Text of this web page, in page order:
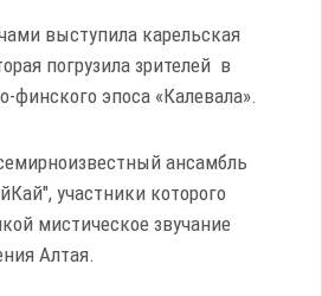
выступила карельская
погрузила зрителей в
финского эпоса «Калевала».
ансамбль
участники которого
мистическое звучание
Алтая.